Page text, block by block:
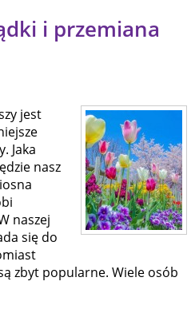
i przemiana
jest
Jaka
nasz
naszej
się do
zbyt popularne. Wiele osób